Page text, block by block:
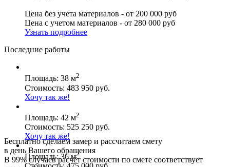
Цена без учета материалов - от 200 000 руб
Цена с учетом материалов - от 280 000 руб
Узнать подробнее
Последние работы
Площадь: 38 м2
Стоимость: 483 950 руб.
Хочу так же!
Площадь: 42 м2
Стоимость: 525 250 руб.
Хочу так же!
Площадь: 36 м2
Бесплатно сделаем замер и рассчитаем смету
в день Вашего обращения
В 99% случаев расчёт стоимости по смете соответствует